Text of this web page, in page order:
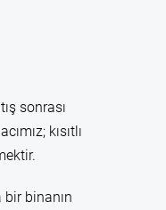
sonrası
kısıtlı
binanın